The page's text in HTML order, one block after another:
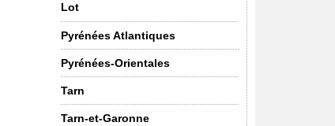
Lot
Pyrénées Atlantiques
Pyrénées-Orientales
Tarn
Tarn-et-Garonne